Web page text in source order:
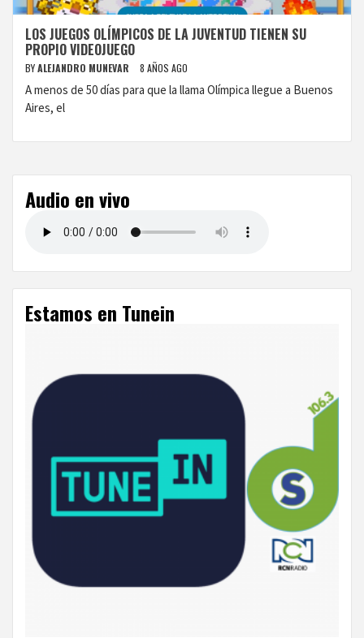
LOS JUEGOS OLÍMPICOS DE LA JUVENTUD TIENEN SU
PROPIO VIDEOJUEGO
BYALEJANDRO MUNEVAR 8 AÑOS AGO
A menos de 50 días para que la llama Olímpica llegue a Buenos
Aires, el
Audio en vivo
Estamos en Tunein